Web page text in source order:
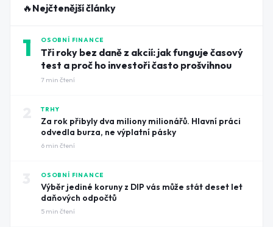
🔥 Nejčtenější články
1 OSOBNÍ FINANCE
Tři roky bez daně z akcií: jak funguje časový
test a proč ho investoři často prošvihnou
7 min čtení
TRHY
Za rok přibyly dva miliony milionářů. Hlavní práci
odvedla burza, ne výplatní pásky
6 min čtení
OSOBNÍ FINANCE
Výběr jediné koruny z DIP vás může stát deset let
daňových odpočtů
5 min čtení